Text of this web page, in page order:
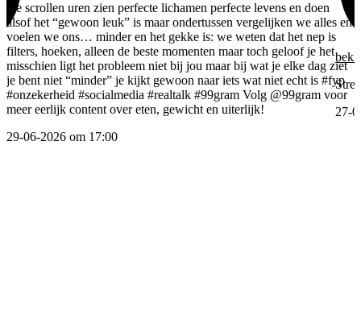
we scrollen uren zien perfecte lichamen perfecte levens en doen
alsof het “gewoon leuk” is maar ondertussen vergelijken we alles en
voelen we ons… minder en het gekke is: we weten dat het nep is
filters, hoeken, alleen de beste momenten maar toch geloof je het
misschien ligt het probleem niet bij jou maar bij wat je elke dag ziet
je bent niet “minder” je kijkt gewoon naar iets wat niet echt is #fyp
#onzekerheid #socialmedia #realtalk #99gram Volg @99gram voor
meer eerlijk content over eten, gewicht en uiterlijk!
29-06-2026 om 17:00
27-